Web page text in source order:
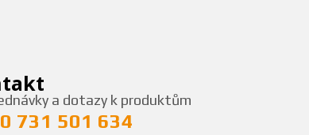
a dotazy k produktům
731 501 634